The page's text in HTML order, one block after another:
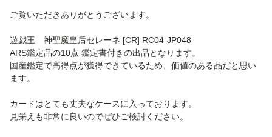
ご覧いただきありがとうございます。
遊戯王 神聖魔皇后セレーネ [CR] RC04-JP048
ARS鑑定品の10点 鑑定書付きの出品となります。
国産鑑定で高得点が獲得できているため、価値のある品だと思い
ます。
カードはとても丈夫なケースに入っております。
見栄えも非常に良いのでぜひご検討ください。